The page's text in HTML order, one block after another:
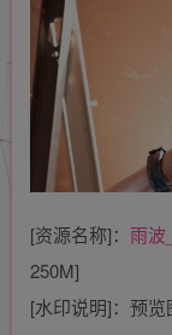
[资源名称]： 雨波
250M]
[水印说明]：预